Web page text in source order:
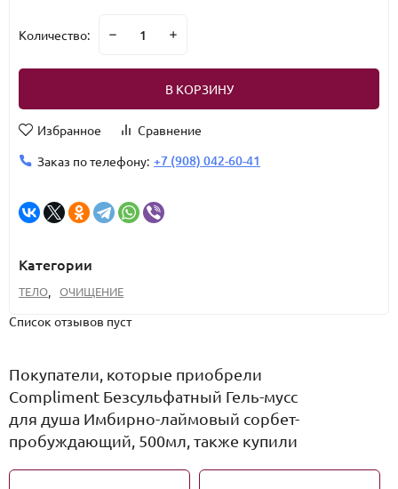
Количество:
В КОРЗИНУ
Избранное
Сравнение
Заказ по телефону: +7 (908) 042-60-41
Категории
ТЕЛО, ОЧИЩЕНИЕ
Список отзывов пуст
Покупатели, которые приобрели
Compliment Безсульфатный Гель-мусс
для душа Имбирно-лаймовый сорбет-
пробуждающий, 500мл, также купили